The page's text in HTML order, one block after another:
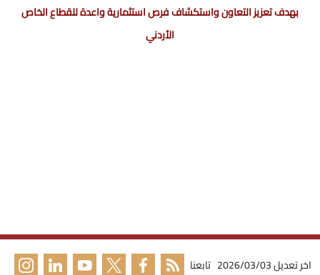
بهدف تعزيز التعاون واستكشاف فرص استثمارية واعدة للقطاع الخاص
الأردني
اخر تعديل2026/03/03 تابعنا